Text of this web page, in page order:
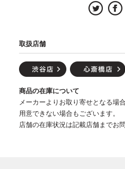
取扱店舗
商品の在庫について
メーカーよりお取り寄せとなる場
用意できない場合もございます。
店舗の在庫状況は記載店舗までお